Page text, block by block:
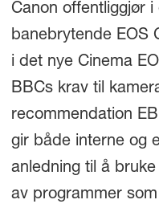
Canon offentliggjør
banebrytende EOS
i det nye Cinema
BBCs krav til
recommendation
gir både interne og
anledning til å
av programmer